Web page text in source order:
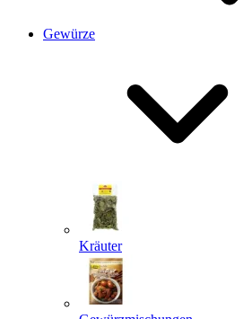
Gewürze
Kräuter